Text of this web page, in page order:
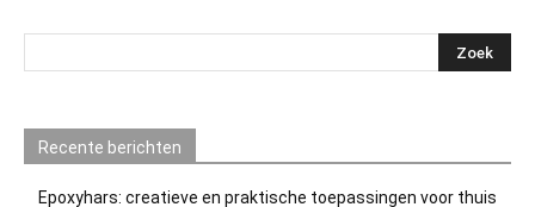
Recente berichten
Epoxyhars: creatieve en praktische toepassingen voor thuis